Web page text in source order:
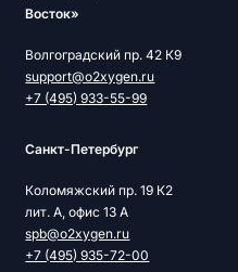
Восток»
Волгоградский пр. 42 К9
support@o2xygen.ru
+7 (495) 933-55-99
Cанкт-Петербург
Коломяжский пр. 19 К2
лит. А, офис 13 А
spb@o2xygen.ru
+7 (495) 935-72-00